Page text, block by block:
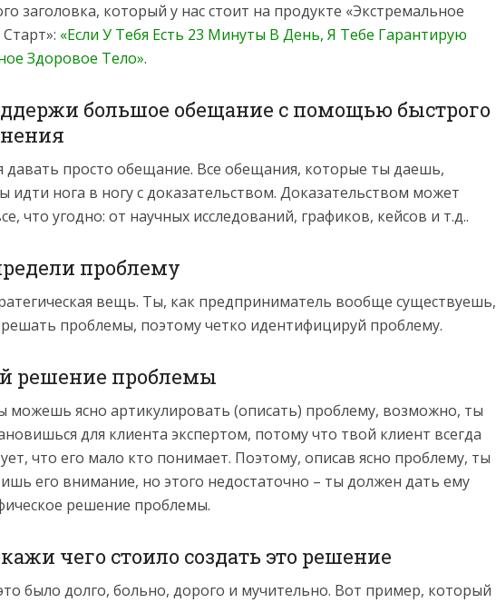
заголовка, который у нас стоит на продукте «Экстремальное
«Если У Тебя Есть 23 Минуты В День, Я Тебе Гарантирую
Здоровое Тело».
большое обещание с помощью быстрого
давать просто обещание. Все обещания, которые ты даешь,
идти нога в ногу с доказательством. Доказательством может
что угодно: от научных исследований, графиков, кейсов и т.д..
проблему
вещь. Ты, как предприниматель вообще существуешь,
проблемы, поэтому четко идентифицируй проблему.
решение проблемы
можешь ясно артикулировать (описать) проблему, возможно, ты
для клиента экспертом, потому что твой клиент всегда
что его мало кто понимает. Поэтому, описав ясно проблему, ты
его внимание, но этого недостаточно – ты должен дать ему
решение проблемы.
чего стоило создать это решение
было долго, больно, дорого и мучительно. Вот пример, который